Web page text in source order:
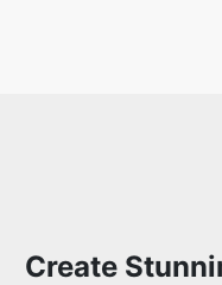
Create